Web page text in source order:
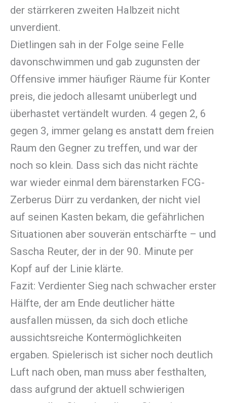
der stärrkeren zweiten Halbzeit nicht
unverdient.
Dietlingen sah in der Folge seine Felle
davonschwimmen und gab zugunsten der
Offensive immer häufiger Räume für Konter
preis, die jedoch allesamt unüberlegt und
überhastet vertändelt wurden. 4 gegen 2, 6
gegen 3, immer gelang es anstatt dem freien
Raum den Gegner zu treffen, und war der
noch so klein. Dass sich das nicht rächte
war wieder einmal dem bärenstarken FCG-
Zerberus Dürr zu verdanken, der nicht viel
auf seinen Kasten bekam, die gefährlichen
Situationen aber souverän entschärfte – und
Sascha Reuter, der in der 90. Minute per
Kopf auf der Linie klärte.
Fazit: Verdienter Sieg nach schwacher erster
Hälfte, der am Ende deutlicher hätte
ausfallen müssen, da sich doch etliche
aussichtsreiche Kontermöglichkeiten
ergaben. Spielerisch ist sicher noch deutlich
Luft nach oben, man muss aber festhalten,
dass aufgrund der aktuell schwierigen